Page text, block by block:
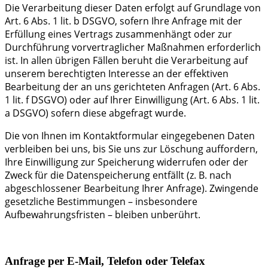
Die Verarbeitung dieser Daten erfolgt auf Grundlage von
Art. 6 Abs. 1 lit. b DSGVO, sofern Ihre Anfrage mit der
Erfüllung eines Vertrags zusammenhängt oder zur
Durchführung vorvertraglicher Maßnahmen erforderlich
ist. In allen übrigen Fällen beruht die Verarbeitung auf
unserem berechtigten Interesse an der effektiven
Bearbeitung der an uns gerichteten Anfragen (Art. 6 Abs.
1 lit. f DSGVO) oder auf Ihrer Einwilligung (Art. 6 Abs. 1 lit.
a DSGVO) sofern diese abgefragt wurde.
Die von Ihnen im Kontaktformular eingegebenen Daten
verbleiben bei uns, bis Sie uns zur Löschung auffordern,
Ihre Einwilligung zur Speicherung widerrufen oder der
Zweck für die Datenspeicherung entfällt (z. B. nach
abgeschlossener Bearbeitung Ihrer Anfrage). Zwingende
gesetzliche Bestimmungen – insbesondere
Aufbewahrungsfristen – bleiben unberührt.
Anfrage per E-Mail, Telefon oder Telefax